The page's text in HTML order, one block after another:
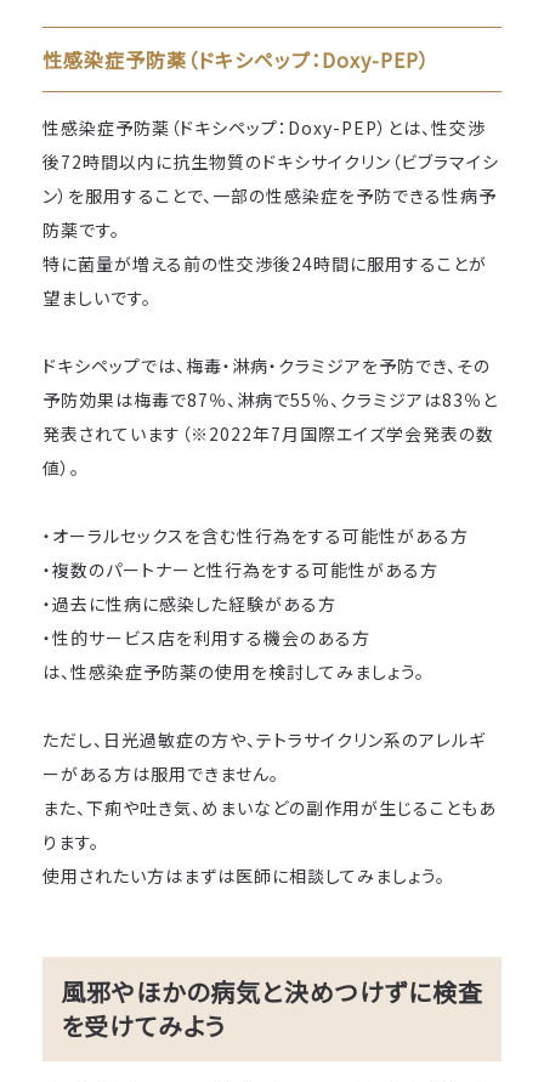
性感染症予防薬（ドキシペップ：Doxy-PEP）
性感染症予防薬（ドキシペップ：Doxy-PEP）とは、性交渉
後72時間以内に抗生物質のドキシサイクリン（ビブラマイシ
ン）を服用することで、一部の性感染症を予防できる性病予
防薬です。
特に菌量が増える前の性交渉後24時間に服用することが
望ましいです。
ドキシペップでは、梅毒・淋病・クラミジアを予防でき、その
予防効果は梅毒で87％、淋病で55％、クラミジアは83％と
発表されています（※2022年7月国際エイズ学会発表の数
値）。
・オーラルセックスを含む性行為をする可能性がある方
・複数のパートナーと性行為をする可能性がある方
・過去に性病に感染した経験がある方
・性的サービス店を利用する機会のある方
は、性感染症予防薬の使用を検討してみましょう。
ただし、日光過敏症の方や、テトラサイクリン系のアレルギ
ーがある方は服用できません。
また、下痢や吐き気、めまいなどの副作用が生じることもあ
ります。
使用されたい方はまずは医師に相談してみましょう。
風邪やほかの病気と決めつけずに検査
を受けてみよう